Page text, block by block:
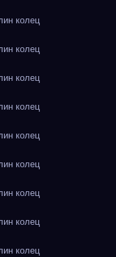
колец
колец
колец
колец
колец
колец
колец
колец
колец